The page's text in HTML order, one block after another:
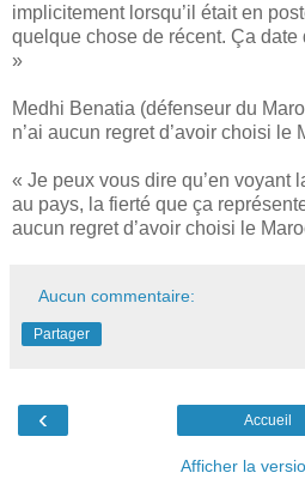
implicitement lorsqu’il était en
quelque chose de récent. Ça date
»
Medhi Benatia (défenseur du
n’ai aucun regret d’avoir choisi le
« Je peux vous dire qu’en voyant
au pays, la fierté que ça
aucun regret d’avoir choisi le
Aucun commentaire:
Partager
‹ Accueil
Afficher la